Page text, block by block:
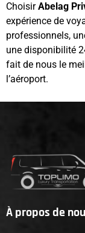
ChoisirAbelag
expérience de
professionnels,
une disponibilité
fait de nous le
l’aéroport.
À propos de